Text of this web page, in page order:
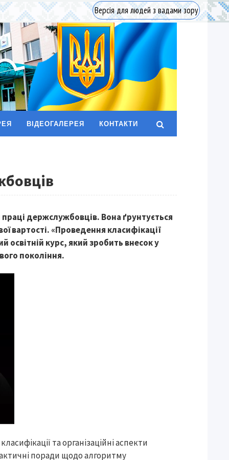
Версія для людей з вадами зору
ВІДЕОГАЛЕРЕЯ КОНТАКТИ
держслужбовців. Вона ґрунтується
вартості. «Проведення класифікації
курс, який зробить внесок у
покоління.
та організаційні аспекти
поради щодо алгоритму